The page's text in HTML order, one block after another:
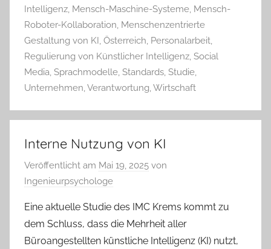
Intelligenz, Mensch-Maschine-Systeme, Mensch-
Roboter-Kollaboration, Menschenzentrierte
Gestaltung von KI, Österreich, Personalarbeit,
Regulierung von Künstlicher Intelligenz, Social
Media, Sprachmodelle, Standards, Studie,
Unternehmen,Verantwortung,Wirtschaft
Interne Nutzung von KI
Veröffentlicht am Mai 19, 2025 von
Ingenieurpsychologe
Eine aktuelle Studie des IMC Krems kommt zu
dem Schluss, dass die Mehrheit aller
Büroangestellten künstliche Intelligenz (KI) nutzt,